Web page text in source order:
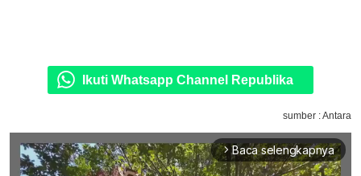
Ikuti Whatsapp Channel Republika
sumber : Antara
arrow_forward_ios Baca selengkapnya